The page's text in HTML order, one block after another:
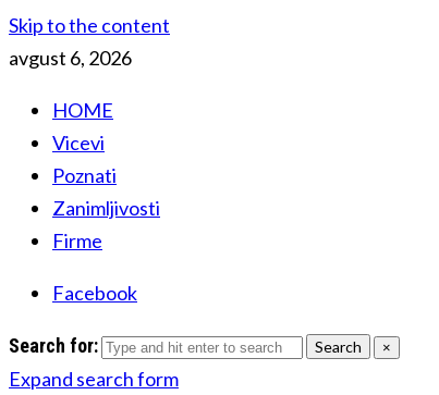
Skip to the content
avgust 6, 2026
HOME
Vicevi
Poznati
Zanimljivosti
Firme
Facebook
Search for: Search ×
Expand search form